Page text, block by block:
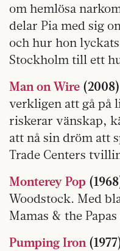
om hemlösa
delar Pia med sig
och hur hon
Stockholm till ett
Man on Wire
verkligen att gå på
riskerar vänskap,
att nå sin dröm att
Trade Centers
Monterey Pop
Woodstock. Med
Mamas & the
Pumping Iron